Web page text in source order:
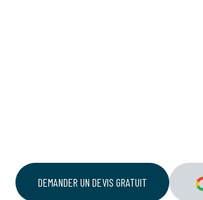
DEMANDER UN DEVIS GRATUIT